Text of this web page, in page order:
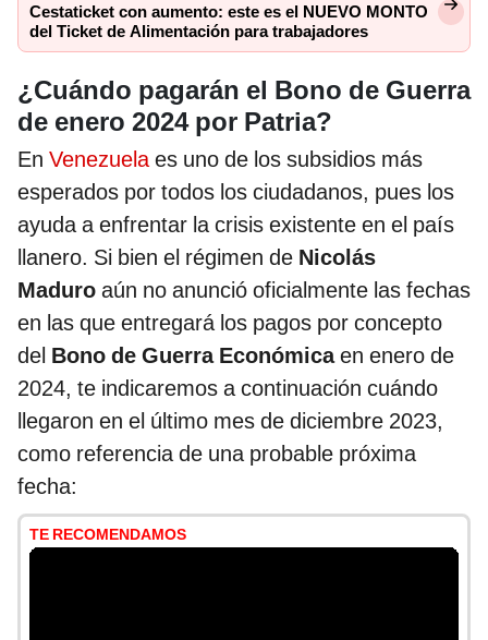
Cestaticket con aumento: este es el NUEVO MONTO
del Ticket de Alimentación para trabajadores
¿Cuándo pagarán el Bono de Guerra
de enero 2024 por Patria?
En Venezuela es uno de los subsidios más
esperados por todos los ciudadanos, pues los
ayuda a enfrentar la crisis existente en el país
llanero. Si bien el régimen de Nicolás
Maduro aún no anunció oficialmente las fechas
en las que entregará los pagos por concepto
del Bono de Guerra Económicaen enero de
2024, te indicaremos a continuación cuándo
llegaron en el último mes de diciembre 2023,
como referencia de una probable próxima
fecha:
TE RECOMENDAMOS